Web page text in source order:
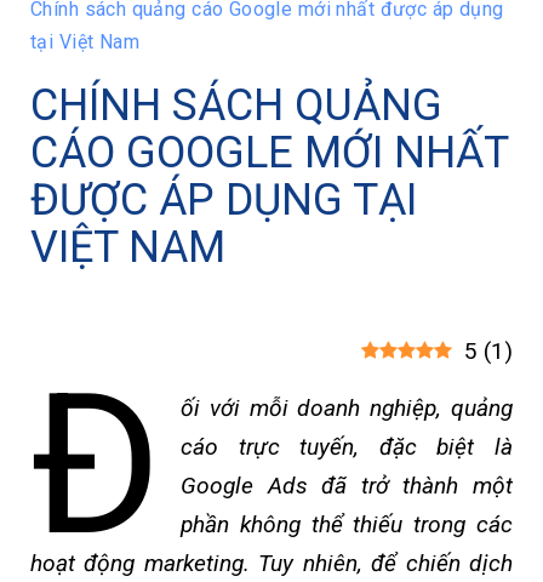
Chính sách quảng cáo Google mới nhất được áp dụng
tại Việt Nam
CHÍNH SÁCH QUẢNG
CÁO GOOGLE MỚI NHẤT
ĐƯỢC ÁP DỤNG TẠI
VIỆT NAM
5 (1 )
Đ
ối với mỗi doanh nghiệp, quảng
cáo trực tuyến, đặc biệt là
Google Ads đã trở thành một
phần không thể thiếu trong các
hoạt động marketing. Tuy nhiên, để chiến dịch